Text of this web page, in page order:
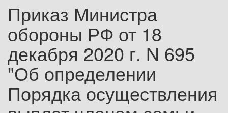
Приказ Министра
обороны РФ от 18
декабря 2020 г. N 695
"Об определении
Порядка осуществления